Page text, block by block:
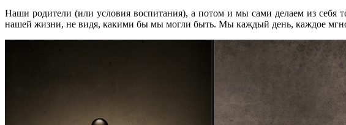
Наши родители (или условия воспитания), а потом и мы сами делаем из
нашей жизни, не видя, какими бы мы могли быть. Мы каждый день, каждое